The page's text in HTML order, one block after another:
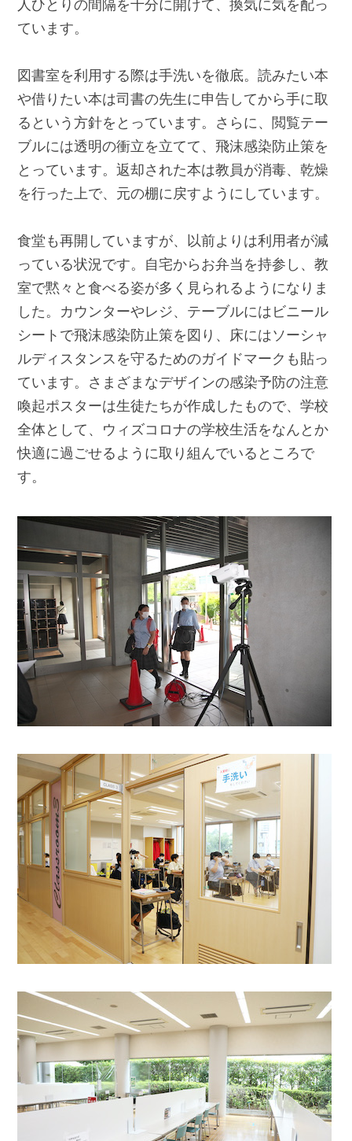
人ひとりの間隔を十分に開けて、換気に気を配っ
ています。
図書室を利用する際は手洗いを徹底。読みたい本
や借りたい本は司書の先生に申告してから手に取
るという方針をとっています。さらに、閲覧テー
ブルには透明の衝立を立てて、飛沫感染防止策を
とっています。返却された本は教員が消毒、乾燥
を行った上で、元の棚に戻すようにしています。
食堂も再開していますが、以前よりは利用者が減
っている状況です。自宅からお弁当を持参し、教
室で黙々と食べる姿が多く見られるようになりま
した。カウンターやレジ、テーブルにはビニール
シートで飛沫感染防止策を図り、床にはソーシャ
ルディスタンスを守るためのガイドマークも貼っ
ています。さまざまなデザインの感染予防の注意
喚起ポスターは生徒たちが作成したもので、学校
全体として、ウィズコロナの学校生活をなんとか
快適に過ごせるように取り組んでいるところで
す。